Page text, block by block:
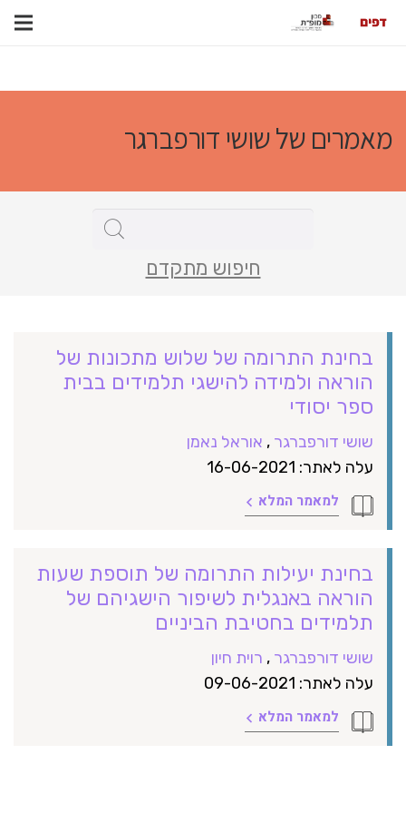
מאמרים של שושי דורפברגר
חיפוש מתקדם
בחינת התרומה של שלוש מתכונות של
הוראה ולמידה להישגי תלמידים בבית
ספר יסודי
שושי דורפברגר , אוראל נאמן
עלה לאתר: 16-06-2021
למאמר המלא
בחינת יעילות התרומה של תוספת שעות
הוראה באנגלית לשיפור הישגיהם של
תלמידים בחטיבת הביניים
שושי דורפברגר , רוית חיון
עלה לאתר: 09-06-2021
למאמר המלא